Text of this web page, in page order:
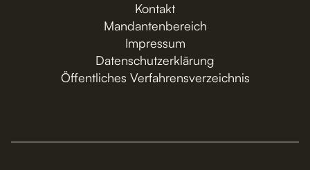
Kontakt
Mandantenbereich
Impressum
Datenschutzerklärung
Öffentliches Verfahrensverzeichnis